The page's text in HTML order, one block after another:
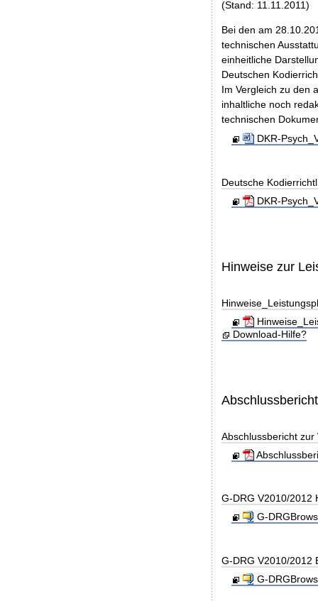
(Stand: 11.11.2011)
Bei den am
technischen
einheitliche
Deutschen
Im Vergleich zu den
inhaltliche noch
technischen
DKR-
Deutsche
DKR-
Hinweise zur
Download-Hilfe?
Abschlussbericht
G-DRG V2010/2012
G-
G-DRG V2010/2012
G-